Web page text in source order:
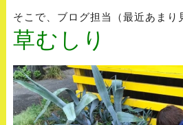
そこで、ブログ担当（最近あまり
草むしり